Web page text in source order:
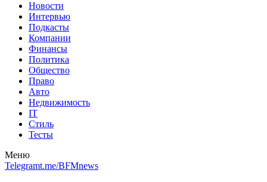
Новости
Интервью
Подкасты
Компании
Финансы
Политика
Общество
Право
Авто
Недвижимость
IT
Стиль
Тесты
Меню
Telegramt.me/BFMnews